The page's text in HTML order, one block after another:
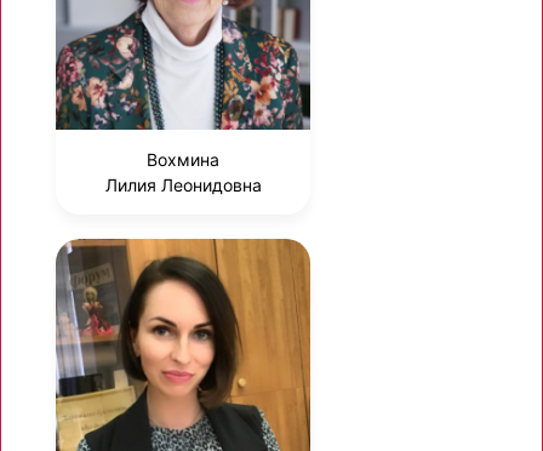
Вохмина
Лилия Леонидовна